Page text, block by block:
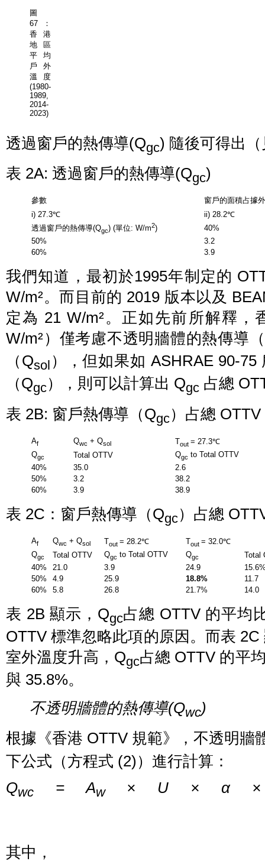
圖
67：
香港
地區
平均
戶外
溫度
(1980-
1989,
2014-
2023)
透過窗戶的熱傳導(Qgc) 隨後可得出
表 2A: 透過窗戶的熱傳導(Qgc)
參數
窗戶的面積占據
i) 27.3℃
ii) 28.2℃
透過窗戶的熱傳導(Qgc) (單位: W/m2)
40%
50%
3.2
60%
3.9
我們知道，最初於1995年制定的
W/m²。而目前的 2019 版本以及
定為 21 W/m²。正如先前所解釋，
W/m²）僅考慮不透明牆體的熱傳導
（Qsol ），但如果如 ASHRAE 90-
（Qgc），則可以計算出 Qgc 占總
表 2B: 窗戶熱傳導（Qgc）占總
Af Qwc + Qsol Tout = 27.3℃
Qgc Total OTTV Qgc to Total OTTV
40%
35.0
2.6
50%
3.2
38.2
60%
3.9 38.9
表 2C：窗戶熱傳導（Qgc）占總
Af Qwc + Qsol Tout = 28.2℃ Tout = 32.0℃
Qgc Total OTTV Qgc to Total OTTV Qgc
Total
40%
21.0 3.9 24.9
50%
4.9 25.9 18.8%
11.7
60%
5.8 26.8 21.7% 14.0
表 2B 顯示，Qgc占總 OTTV 的平均
OTTV 標準忽略此項的原因。而表
室外溫度升高，Qgc占總 OTTV 的平
與 35.8%。
不透明牆體的熱傳導(Qwc)
根據《香港 OTTV 規範》，不透明牆
下公式（方程式 (2)）進行計算：
Qwc = Aw × U × α ×
其中，